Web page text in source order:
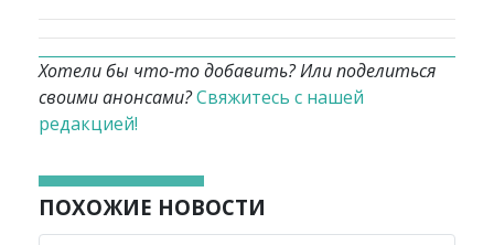
Хотели бы что-то добавить? Или поделиться
своими анонсами?Свяжитесь с нашей
редакцией!
ПОХОЖИЕ НОВОСТИ